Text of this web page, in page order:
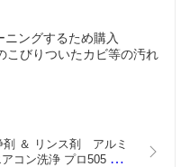
ングするため購入
びりついたカビ等の汚れ
＆ リンス剤　アルミ
コン洗浄 プロ505 アル